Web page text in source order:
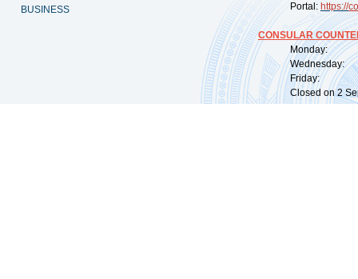
BUSINESS Portal: https://
CONSULAR
Monday:
Wednesday:
Friday:
Closed on 2